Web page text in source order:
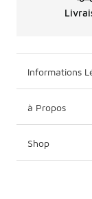
Informations
à Propos
Shop